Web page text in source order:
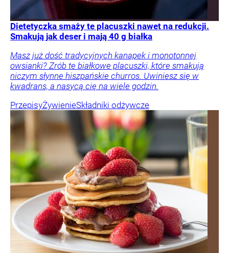
Dietetyczka smaży te placuszki nawet na redukcji.
Smakują jak deser i mają 40 g białka
Masz już dość tradycyjnych kanapek i monotonnej
owsianki? Zrób te białkowe placuszki, które smakują
niczym słynne hiszpańskie churros. Uwiniesz się w
kwadrans, a nasycą cię na wiele godzin.
PrzepisyŻywienieSkładniki odżywcze